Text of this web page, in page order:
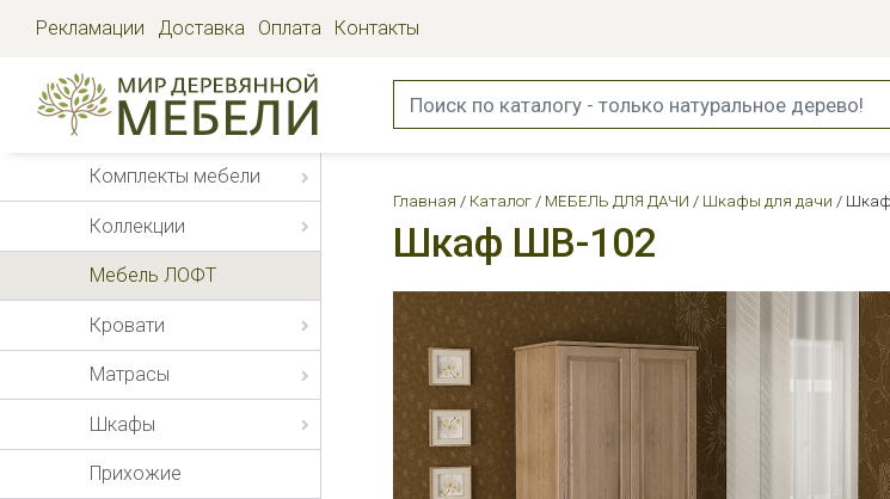
Рекламации Доставка Оплата Контакты
Комплекты мебели
Коллекции
Мебель ЛОФТ
Кровати
Матрасы
Шкафы
Прихожие
Главная Каталог МЕБЕЛЬ ДЛЯ ДАЧИ Шкафы для дачи
Шкаф ШВ-102